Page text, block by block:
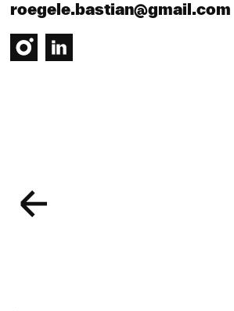
roegele.bastian@gmail.com